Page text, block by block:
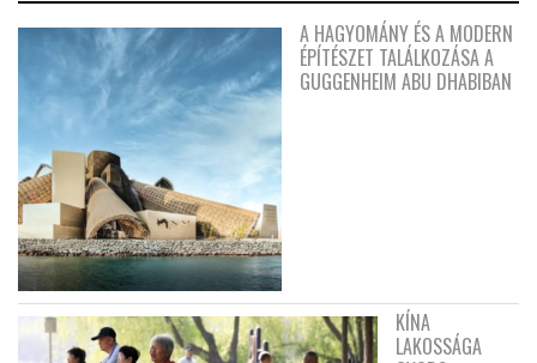
A HAGYOMÁNY ÉS A MODERN
ÉPÍTÉSZET TALÁLKOZÁSA A
GUGGENHEIM ABU DHABIBAN
KÍNA
LAKOSSÁGA